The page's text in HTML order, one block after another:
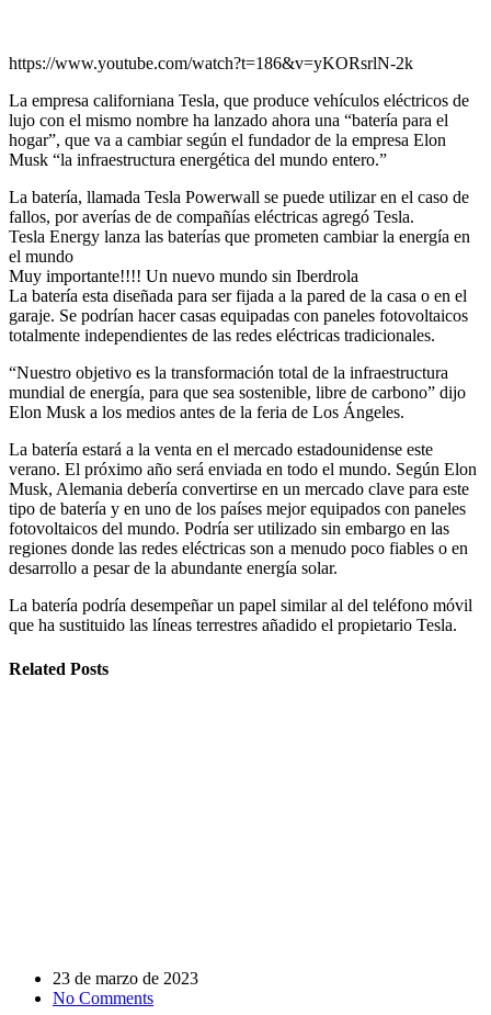
https://www.youtube.com/watch?t=186&v=yKORsrlN-2k
La empresa californiana Tesla, que produce vehículos eléctricos de
lujo con el mismo nombre ha lanzado ahora una “batería para el
hogar”, que va a cambiar según el fundador de la empresa Elon
Musk “la infraestructura energética del mundo entero.”
La batería, llamada Tesla Powerwall se puede utilizar en el caso de
fallos, por averías de de compañías eléctricas agregó Tesla.
Tesla Energy lanza las baterías que prometen cambiar la energía en
el mundo
Muy importante!!!! Un nuevo mundo sin Iberdrola
La batería esta diseñada para ser fijada a la pared de la casa o en el
garaje. Se podrían hacer casas equipadas con paneles fotovoltaicos
totalmente independientes de las redes eléctricas tradicionales.
“Nuestro objetivo es la transformación total de la infraestructura
mundial de energía, para que sea sostenible, libre de carbono” dijo
Elon Musk a los medios antes de la feria de Los Ángeles.
La batería estará a la venta en el mercado estadounidense este
verano. El próximo año será enviada en todo el mundo. Según Elon
Musk, Alemania debería convertirse en un mercado clave para este
tipo de batería y en uno de los países mejor equipados con paneles
fotovoltaicos del mundo. Podría ser utilizado sin embargo en las
regiones donde las redes eléctricas son a menudo poco fiables o en
desarrollo a pesar de la abundante energía solar.
La batería podría desempeñar un papel similar al del teléfono móvil
que ha sustituido las líneas terrestres añadido el propietario Tesla.
Related Posts
23 de marzo de 2023
No Comments